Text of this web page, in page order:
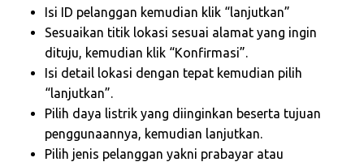
Isi ID pelanggan kemudian klik “lanjutkan”
Sesuaikan titik lokasi sesuai alamat yang ingin
dituju, kemudian klik “Konfirmasi”.
Isi detail lokasi dengan tepat kemudian pilih
“lanjutkan”.
Pilih daya listrik yang diinginkan beserta tujuan
penggunaannya, kemudian lanjutkan.
Pilih jenis pelanggan yakni prabayar atau